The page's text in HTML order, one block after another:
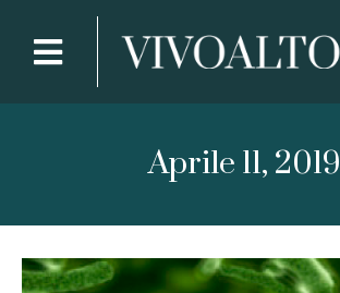
Aprile 11, 2019